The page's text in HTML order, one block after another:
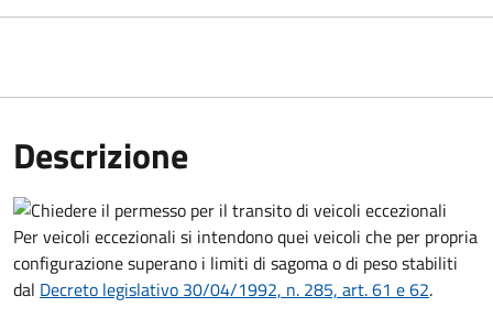
Descrizione
Per veicoli eccezionali si intendono quei veicoli che per propria
configurazione superano i limiti di sagoma o di peso stabiliti
dal Decreto legislativo 30/04/1992, n. 285, art. 61 e 62.